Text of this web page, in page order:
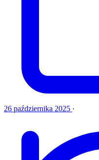
26 października 2025 ·